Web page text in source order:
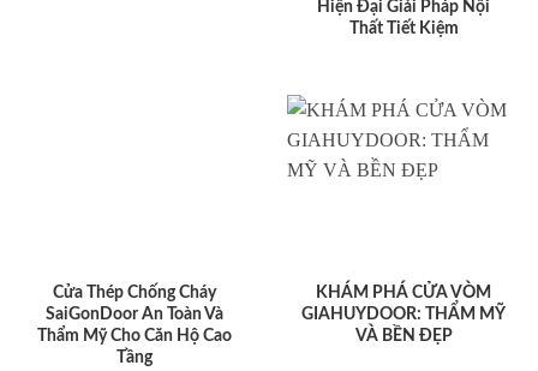
Hiện Đại Giải Pháp Nội
Thất Tiết Kiệm
Cửa Thép Chống Cháy
SaiGonDoor An Toàn Và
Thẩm Mỹ Cho Căn Hộ Cao
Tầng
KHÁM PHÁ CỬA VÒM
GIAHUYDOOR: THẨM MỸ
VÀ BỀN ĐẸP